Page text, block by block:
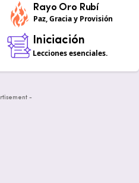
Rayo Oro Rubí
Paz, Gracia y Provisión
Iniciación
Lecciones esenciales.
-